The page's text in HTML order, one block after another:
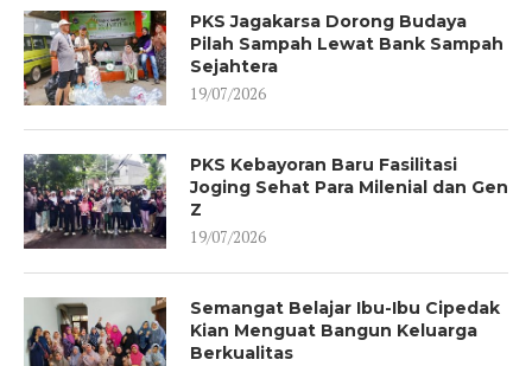
PKS Jagakarsa Dorong Budaya
Pilah Sampah Lewat Bank Sampah
Sejahtera
19/07/2026
PKS Kebayoran Baru Fasilitasi
Joging Sehat Para Milenial dan Gen
Z
19/07/2026
Semangat Belajar Ibu-Ibu Cipedak
Kian Menguat Bangun Keluarga
Berkualitas